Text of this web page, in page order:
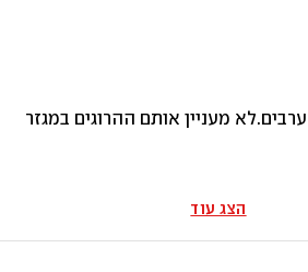
מעניין אותם ההרוגים במגזר
הצג עוד